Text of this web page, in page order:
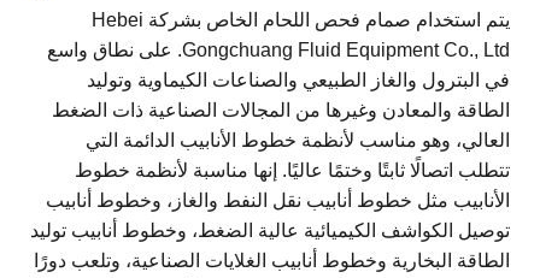
يتم استخدام صمام فحص اللحام الخاص بشركة Hebei
Gongchuang Fluid Equipment Co., Ltd. على نطاق واسع
في البترول والغاز الطبيعي والصناعات الكيماوية وتوليد
الطاقة والمعادن وغيرها من المجالات الصناعية ذات الضغط
العالي، وهو مناسب لأنظمة خطوط الأنابيب الدائمة التي
تتطلب اتصالًا ثابتًا وختمًا عاليًا. إنها مناسبة لأنظمة خطوط
الأنابيب مثل خطوط أنابيب نقل النفط والغاز، وخطوط أنابيب
توصيل الكواشف الكيميائية عالية الضغط، وخطوط أنابيب توليد
الطاقة البخارية وخطوط أنابيب الغلايات الصناعية، وتلعب دورًا